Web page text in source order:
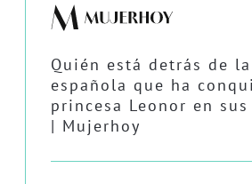
Quién está detrás de
española que ha
princesa Leonor en
| Mujerhoy